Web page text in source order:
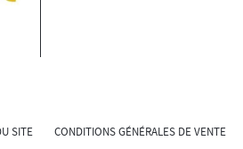
SITE CONDITIONS GÉNÉRALES DE VENTE